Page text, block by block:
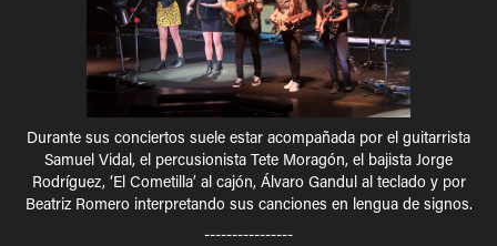
Durante sus conciertos suele estar acompañada por el guitarrista
Samuel Vidal, el percusionista Tete Moragón, el bajista Jorge
Rodríguez, ‘El Cometilla’ al cajón, Álvaro Gandul al teclado y por
Beatriz Romero interpretando sus canciones en lengua de signos.
----------------